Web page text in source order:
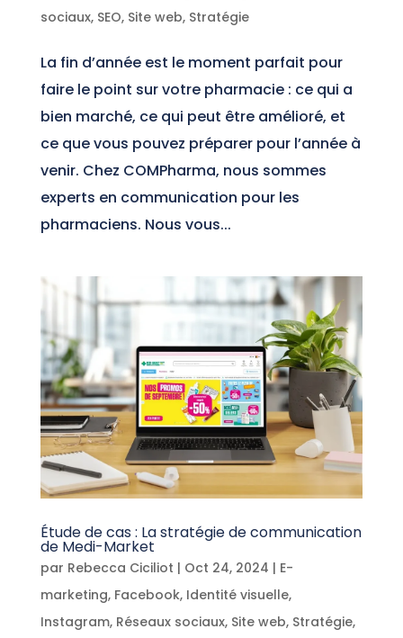
sociaux, SEO, Site web, Stratégie
La fin d’année est le moment parfait pour
faire le point sur votre pharmacie : ce qui a
bien marché, ce qui peut être amélioré, et
ce que vous pouvez préparer pour l’année à
venir. Chez COMPharma, nous sommes
experts en communication pour les
pharmaciens. Nous vous...
Étude de cas : La stratégie de communication
de Medi-Market
par Rebecca Ciciliot | Oct 24, 2024 | E-
marketing, Facebook, Identité visuelle,
Instagram, Réseaux sociaux, Site web, Stratégie,